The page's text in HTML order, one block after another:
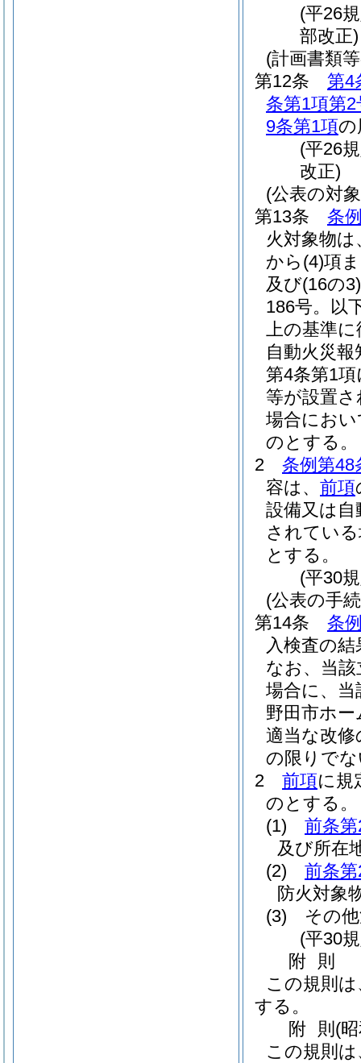
(平26
部改正)
(計画書類
第12条
第4
条第1項第2
9条第1項の
(平26
改正)
(公表の対
第13条
条
火対象物
から (4)項
及び(16の3)
186号。以
上の基準
自動火災
第4条第1
等が設置
場合にお
のとする。
2
条例第48
容は、 前項
設備又は
されてい
とする。
(平30
(公表の手
第14条
条
入検査の
なお、当
場合に、
野田市ホ
適当な改
の限りで
2
前項に規
のとする。
(1)
前条
及び所在
(2)
前条
防火対象
(3)
その
(平30
附 則
この規則
する。
附 則 (
この規則